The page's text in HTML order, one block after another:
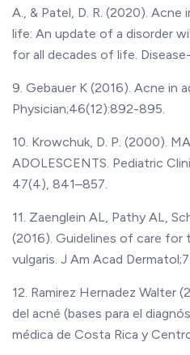
A., & Patel, D. R. (2020).
life: An update of a disorder
for all decades of life.
9. Gebauer K (2016). Acne in
Physician;46(12):892-895.
10. Krowchuk, D. P. (2000).
ADOLESCENTS. Pediatric
47(4), 841–857.
11. Zaenglein AL, Pathy AL,
(2016). Guidelines of care for
vulgaris. J Am Acad
12. Ramirez Hernadez Walter
del acné (bases para el
médica de Costa Rica y